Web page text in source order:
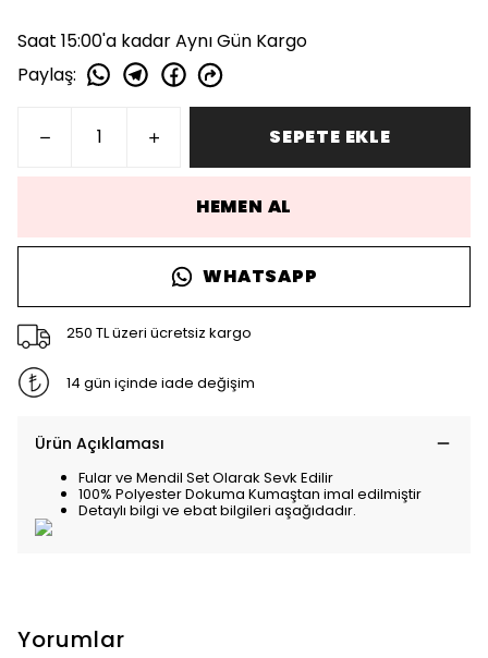
Saat 15:00'a kadar Aynı Gün Kargo
Paylaş:
SEPETE EKLE
HEMEN AL
WHATSAPP
250 TL üzeri ücretsiz kargo
14 gün içinde iade değişim
Ürün Açıklaması
Fular ve Mendil Set Olarak Sevk Edilir
100% Polyester Dokuma Kumaştan imal edilmiştir
Detaylı bilgi ve ebat bilgileri aşağıdadır.
Yorumlar